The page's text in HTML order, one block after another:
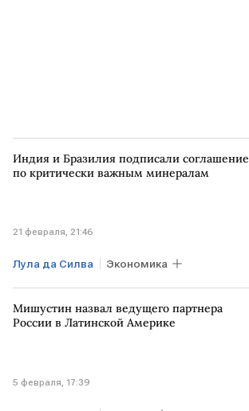
Индия и Бразилия подписали соглашение
по критически важным минералам
21 февраля, 21:46
Лула да Силва Экономика
Мировая экономика ИНДИЯ
БРАЗИЛИЯ ЛАТИНСКАЯ АМЕРИКА
Мишустин назвал ведущего партнера
России в Латинской Америке
5 февраля, 17:39